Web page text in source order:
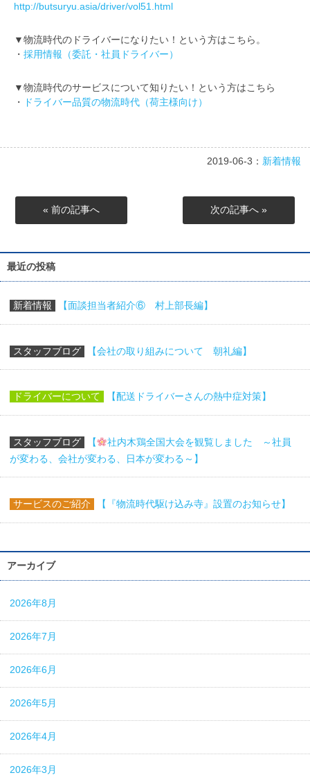
http://butsuryu.asia/driver/vol51.html
▼物流時代のドライバーになりたい！という方はこちら。
・ 採用情報（委託・社員ドライバー）
▼物流時代のサービスについて知りたい！という方はこちら
・
ドライバー品質の物流時代（荷主様向け）
2019-06-3： 新着情報
« 前の記事へ 次の記事へ »
最近の投稿
新着情報 【面談担当者紹介⑥ 村上部長編】
スタッフブログ 【会社の取り組みについて 朝礼編】
ドライバーについて 【配送ドライバーさんの熱中症対策】
スタッフブログ 【
社内木鶏全国大会を観覧しました ～社員
が変わる、会社が変わる、日本が変わる～】
サービスのご紹介 【『物流時代駆け込み寺』設置のお知らせ】
アーカイブ
2026年8月
2026年7月
2026年6月
2026年5月
2026年4月
2026年3月